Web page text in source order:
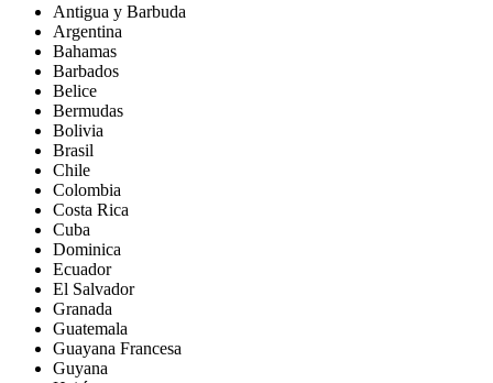
Antigua y Barbuda
Argentina
Bahamas
Barbados
Belice
Bermudas
Bolivia
Brasil
Chile
Colombia
Costa Rica
Cuba
Dominica
Ecuador
El Salvador
Granada
Guatemala
Guayana Francesa
Guyana